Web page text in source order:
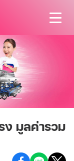
ง มูลค่ารวม